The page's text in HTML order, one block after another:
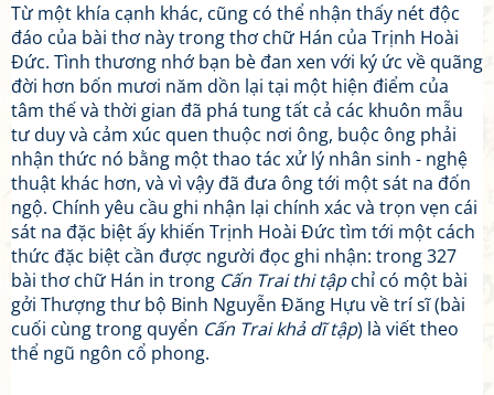
Từ một khía cạnh khác, cũng có thể nhận thấy nét độc
đáo của bài thơ này trong thơ chữ Hán của Trịnh Hoài
Đức. Tình thương nhớ bạn bè đan xen với ký ức về quãng
đời hơn bốn mươi năm dồn lại tại một hiện điểm của
tâm thế và thời gian đã phá tung tất cả các khuôn mẫu
tư duy và cảm xúc quen thuộc nơi ông, buộc ông phải
nhận thức nó bằng một thao tác xử lý nhân sinh - nghệ
thuật khác hơn, và vì vậy đã đưa ông tới một sát na đốn
ngộ. Chính yêu cầu ghi nhận lại chính xác và trọn vẹn cái
sát na đặc biệt ấy khiến Trịnh Hoài Đức tìm tới một cách
thức đặc biệt cần được người đọc ghi nhận: trong 327
bài thơ chữ Hán in trong Cấn Trai thi tậpchỉ có một bài
gởi Thượng thư bộ Binh Nguyễn Đăng Hựu về trí sĩ (bài
cuối cùng trong quyển Cấn Trai khả dĩ tập) là viết theo
thể ngũ ngôn cổ phong.